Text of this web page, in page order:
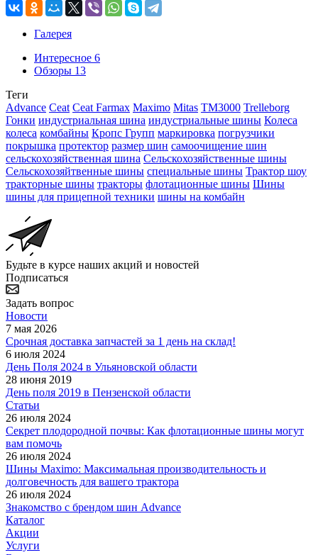
Галерея
Интересное 6
Обзоры 13
Теги
Advance Ceat Ceat Farmax Maximo Mitas TM3000 Trelleborg
Гонки индустриальная шина индустриальные шины Колеса
колеса комбайны Кропс Групп маркировка погрузчики
покрышка протектор размер шин самоочищение шин
сельскохозяйственная шина Сельскохозяйственные шины
Сельскохозяйтвенные шины специальные шины Трактор шоу
тракторные шины тракторы флотационные шины Шины
шины для прицепной техники шины на комбайн
Будьте в курсе наших акций и новостей
Подписаться
Задать вопрос
Новости
7 мая 2026
Срочная доставка запчастей за 1 день на склад!
6 июля 2024
День Поля 2024 в Ульяновской области
28 июня 2019
День поля 2019 в Пензенской области
Статьи
26 июля 2024
Секрет плодородной почвы: Как флотационные шины могут
вам помочь
26 июля 2024
Шины Maximo: Максимальная производительность и
долговечность для вашего трактора
26 июля 2024
Знакомство с брендом шин Advance
Каталог
Акции
Услуги